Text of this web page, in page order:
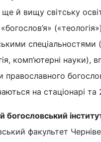
й вищу світську
спеціальностями
комп’ютерні науки),
на стаціонарі
богословський
факультет